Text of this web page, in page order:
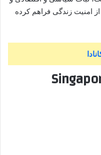
امنیت زندگی فراهم کرده